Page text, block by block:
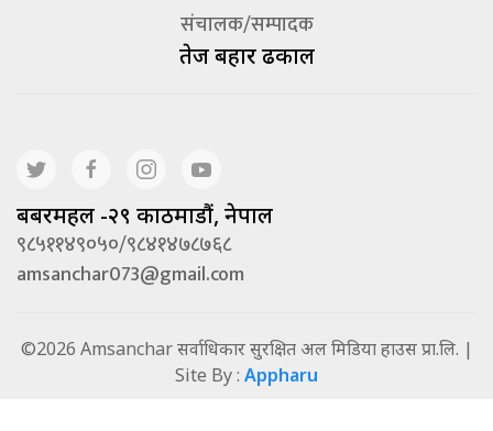
संचालक/सम्पादक
तेज बहादूर ढकाल
बबरमहल -२९ काठमाडौं, नेपाल
९८५११४९०५०/९८४१४७८७६८
amsanchar073@gmail.com
©2026 Amsanchar सर्वाधिकार सुरक्षित अल मिडिया हाउस प्रा.लि. |
Site By : Appharu